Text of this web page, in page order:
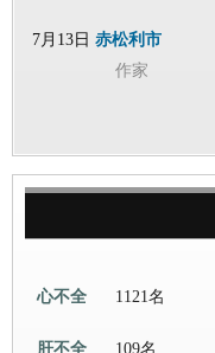
7月13日 赤松利市
作家
心不全 1121名
肝不全 109名